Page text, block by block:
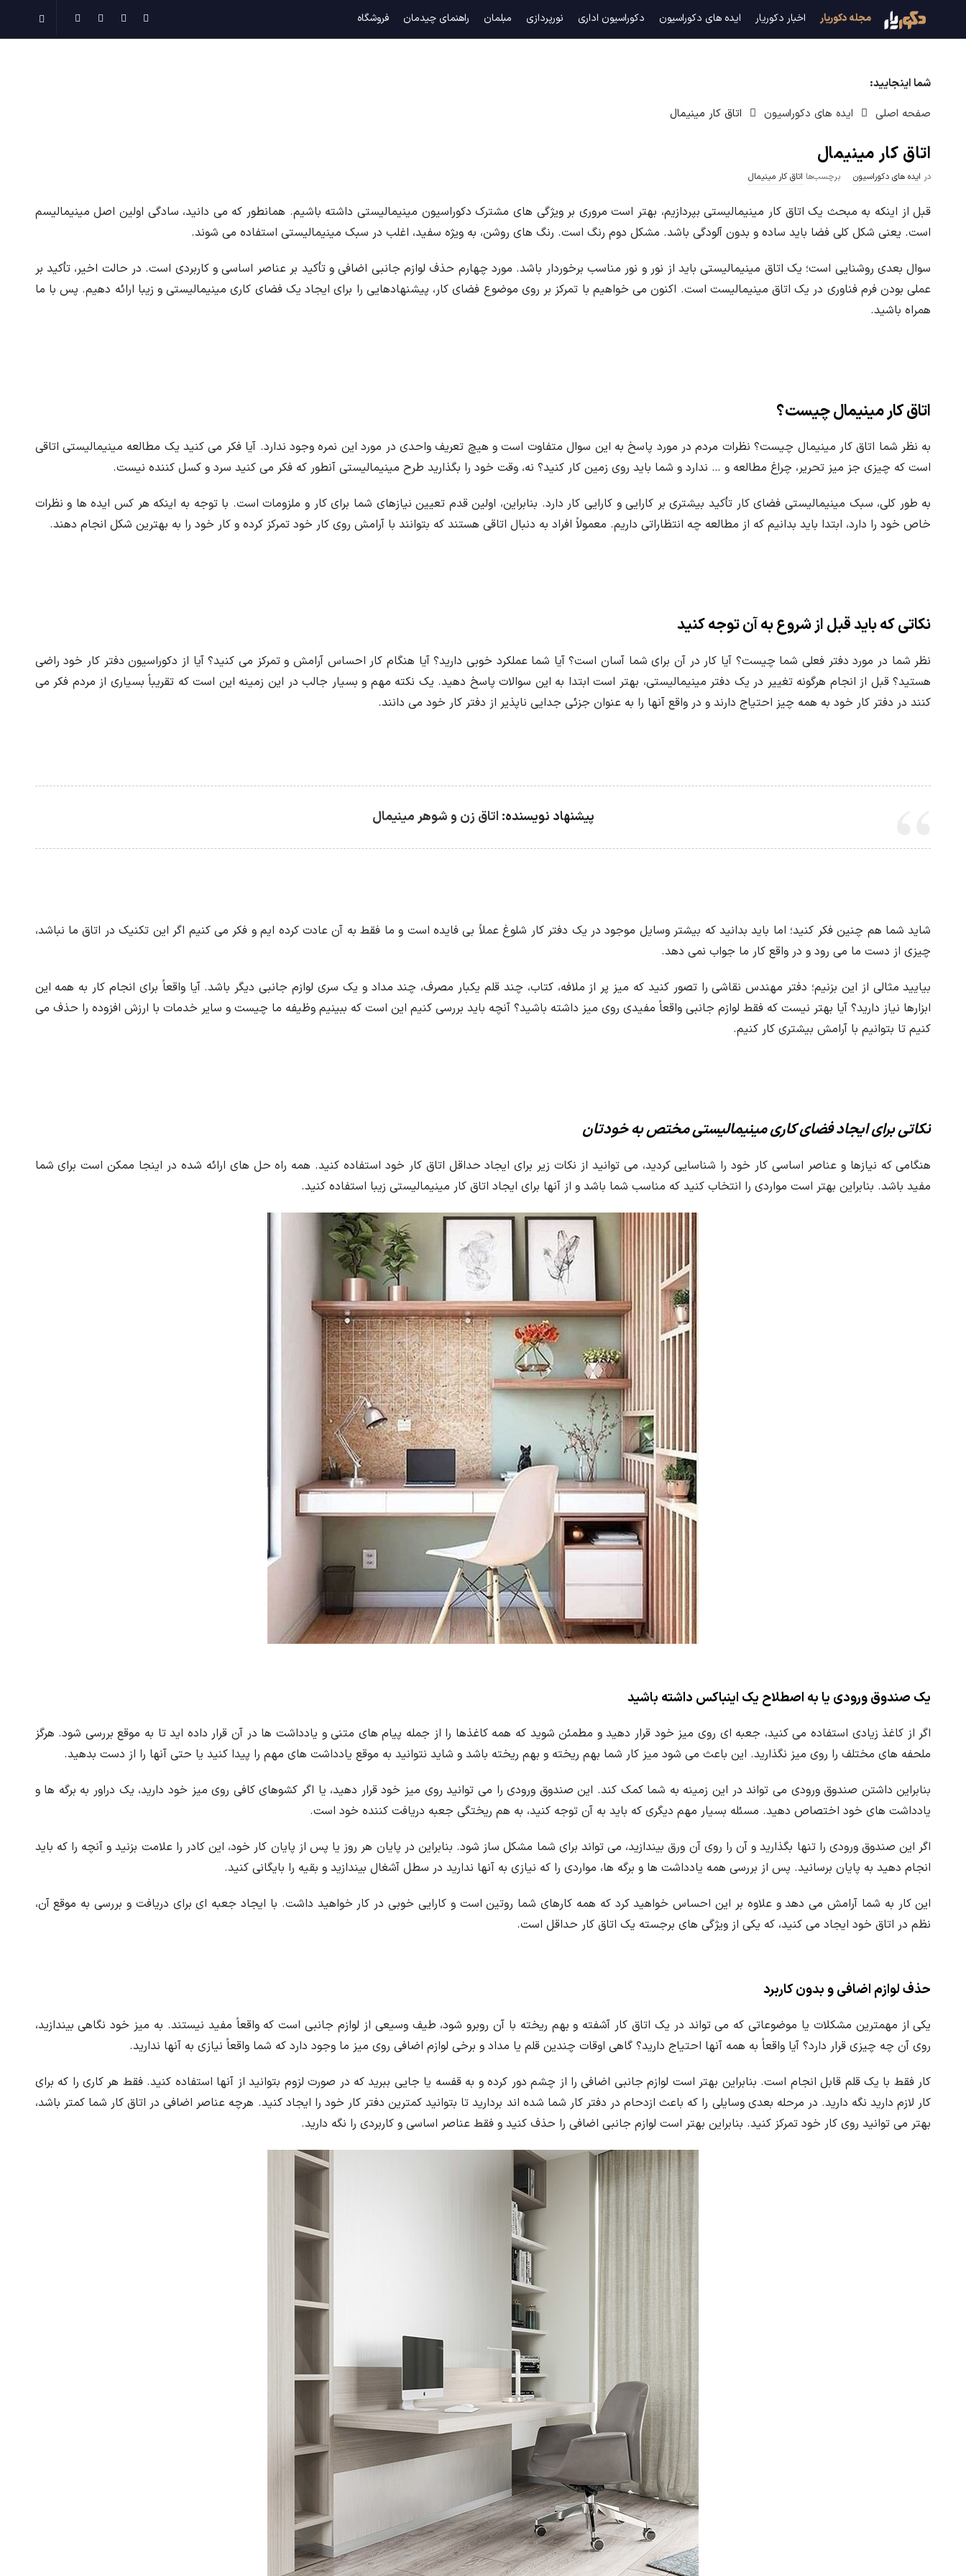
م
ل
ه
د
و
ر
ی
مجله دکوریار اخبار دکوریار ایده های دکوراسیون دکوراسیون اداری نورپردازی مبلمان راهنمای چیدمان فروشگاه
شما اینجایید:
صفحه اصلی
ایده های دکوراسیون اتاق کار مینیمال
اتاق کار مینیمال
در ایده های دکوراسیون برچسب‌ها اتاق کار مینیمال
قبل از اینکه به مبحث یک اتاق کار مینیمالیستی بپردازیم، بهتر است مروری بر ویژگی های مشترک دکوراسیون مینیمالیستی داشته باشیم. همانطور که می دانید، سادگی اولین اصل مینیمالیسم
است. یعنی شکل کلی فضا باید ساده و بدون آلودگی باشد. مشکل دوم رنگ است. رنگ های روشن، به ویژه سفید، اغلب در سبک مینیمالیستی استفاده می شوند.
سوال بعدی روشنایی است؛ یک اتاق مینیمالیستی باید از نور و نور مناسب برخوردار باشد. مورد چهارم حذف لوازم جانبی اضافی و تأکید بر عناصر اساسی و کاربردی است. در حالت اخیر، تأکید بر
عملی بودن فرم فناوری در یک اتاق مینیمالیست است. اکنون می خواهیم با تمرکز بر روی موضوع فضای کار، پیشنهادهایی را برای ایجاد یک فضای کاری مینیمالیستی و زیبا ارائه دهیم. پس با ما
همراه باشید.
اتاق کار مینیمال چیست؟
به نظر شما اتاق کار مینیمال چیست؟ نظرات مردم در مورد پاسخ به این سوال متفاوت است و هیچ تعریف واحدی در مورد این نمره وجود ندارد. آیا فکر می کنید یک مطالعه مینیمالیستی اتاقی
است که چیزی جز میز تحریر، چراغ مطالعه و … ندارد و شما باید روی زمین کار کنید؟ نه، وقت خود را بگذارید طرح مینیمالیستی آنطور که فکر می کنید سرد و کسل کننده نیست.
به طور کلی، سبک مینیمالیستی فضای کار تأکید بیشتری بر کارایی و کارایی کار دارد. بنابراین، اولین قدم تعیین نیازهای شما برای کار و ملزومات است. با توجه به اینکه هر کس ایده ها و نظرات
خاص خود را دارد، ابتدا باید بدانیم که از مطالعه چه انتظاراتی داریم. معمولاً افراد به دنبال اتاقی هستند که بتوانند با آرامش روی کار خود تمرکز کرده و کار خود را به بهترین شکل انجام دهند.
نکاتی که باید قبل از شروع به آن توجه کنید
نظر شما در مورد دفتر فعلی شما چیست؟ آیا کار در آن برای شما آسان است؟ آیا شما عملکرد خوبی دارید؟ آیا هنگام کار احساس آرامش و تمرکز می کنید؟ آیا از دکوراسیون دفتر کار خود راضی
هستید؟ قبل از انجام هرگونه تغییر در یک دفتر مینیمالیستی، بهتر است ابتدا به این سوالات پاسخ دهید. یک نکته مهم و بسیار جالب در این زمینه این است که تقریباً بسیاری از مردم فکر می
کنند در دفتر کار خود به همه چیز احتیاج دارند و در واقع آنها را به عنوان جزئی جدایی ناپذیر از دفتر کار خود می دانند.
پیشنهاد نویسنده: اتاق زن و شوهر مینیمال
شاید شما هم چنین فکر کنید؛ اما باید بدانید که بیشتر وسایل موجود در یک دفتر کار شلوغ عملاً بی فایده است و ما فقط به آن عادت کرده ایم و فکر می کنیم اگر این تکنیک در اتاق ما نباشد،
چیزی از دست ما می رود و در واقع کار ما جواب نمی دهد.
بیایید مثالی از این بزنیم؛ دفتر مهندس نقاشی را تصور کنید که میز پر از ملافه، کتاب، چند قلم یکبار مصرف، چند مداد و یک سری لوازم جانبی دیگر باشد. آیا واقعاً برای انجام کار به همه این
ابزارها نیاز دارید؟ آیا بهتر نیست که فقط لوازم جانبی واقعاً مفیدی روی میز داشته باشید؟ آنچه باید بررسی کنیم این است که ببینیم وظیفه ما چیست و سایر خدمات با ارزش افزوده را حذف می
کنیم تا بتوانیم با آرامش بیشتری کار کنیم.
نکاتی برای ایجاد فضای کاری مینیمالیستی مختص به خودتان
هنگامی که نیازها و عناصر اساسی کار خود را شناسایی کردید، می توانید از نکات زیر برای ایجاد حداقل اتاق کار خود استفاده کنید. همه راه حل های ارائه شده در اینجا ممکن است برای شما
مفید باشد. بنابراین بهتر است مواردی را انتخاب کنید که مناسب شما باشد و از آنها برای ایجاد اتاق کار مینیمالیستی زیبا استفاده کنید.
یک صندوق ورودی یا به اصطلاح یک اینباکس داشته باشید
اگر از کاغذ زیادی استفاده می کنید، جعبه ای روی میز خود قرار دهید و مطمئن شوید که همه کاغذها را از جمله پیام های متنی و یادداشت ها در آن قرار داده اید تا به موقع بررسی شود. هرگز
ملحفه های مختلف را روی میز نگذارید. این باعث می شود میز کار شما بهم ریخته و بهم ریخته باشد و شاید نتوانید به موقع یادداشت های مهم را پیدا کنید یا حتی آنها را از دست بدهید.
بنابراین داشتن صندوق ورودی می تواند در این زمینه به شما کمک کند. این صندوق ورودی را می توانید روی میز خود قرار دهید، یا اگر کشوهای کافی روی میز خود دارید، یک دراور به برگه ها و
یادداشت های خود اختصاص دهید. مسئله بسیار مهم دیگری که باید به آن توجه کنید، به هم ریختگی جعبه دریافت کننده خود است.
اگر این صندوق ورودی را تنها بگذارید و آن را روی آن ورق بیندازید، می تواند برای شما مشکل ساز شود. بنابراین در پایان هر روز یا پس از پایان کار خود، این کادر را علامت بزنید و آنچه را که باید
انجام دهید به پایان برسانید. پس از بررسی همه یادداشت ها و برگه ها، مواردی را که نیازی به آنها ندارید در سطل آشغال بیندازید و بقیه را بایگانی کنید.
این کار به شما آرامش می دهد و علاوه بر این احساس خواهید کرد که همه کارهای شما روتین است و کارایی خوبی در کار خواهید داشت. با ایجاد جعبه ای برای دریافت و بررسی به موقع آن،
نظم در اتاق خود ایجاد می کنید، که یکی از ویژگی های برجسته یک اتاق کار حداقل است.
حذف لوازم اضافی و بدون کاربرد
یکی از مهمترین مشکلات یا موضوعاتی که می تواند در یک اتاق کار آشفته و بهم ریخته با آن روبرو شود، طیف وسیعی از لوازم جانبی است که واقعاً مفید نیستند. به میز خود نگاهی بیندازید،
روی آن چه چیزی قرار دارد؟ آیا واقعاً به همه آنها احتیاج دارید؟ گاهی اوقات چندین قلم یا مداد و برخی لوازم اضافی روی میز ما وجود دارد که شما واقعاً نیازی به آنها ندارید.
کار فقط با یک قلم قابل انجام است. بنابراین بهتر است لوازم جانبی اضافی را از چشم دور کرده و به قفسه یا جایی ببرید که در صورت لزوم بتوانید از آنها استفاده کنید. فقط هر کاری را که برای
کار لازم دارید نگه دارید. در مرحله بعدی وسایلی را که باعث ازدحام در دفتر کار شما شده اند بردارید تا بتوانید کمترین دفتر کار خود را ایجاد کنید. هرچه عناصر اضافی در اتاق کار شما کمتر باشد،
بهتر می توانید روی کار خود تمرکز کنید. بنابراین بهتر است لوازم جانبی اضافی را حذف کنید و فقط عناصر اساسی و کاربردی را نگه دارید.